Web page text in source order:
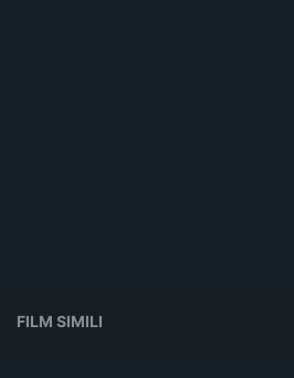
FILM SIMILI